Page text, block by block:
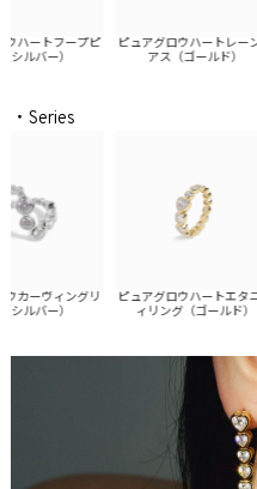
ートフープピ
ルバー）
ピュアグロウハートレーンピ
アス（ゴールド）
・Series
ーヴィングリ
ルバー）
ピュアグロウハートエタニテ
ィリング（ゴールド）